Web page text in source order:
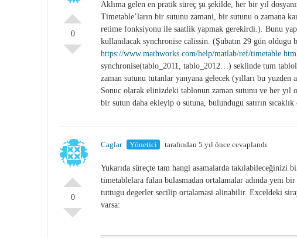
0
Aklıma gelen en pratik süreç şu şekilde, her bir yıl
Timetable’ların bir sutunu zamani, bir sutunu o zamana
retime fonksiyonu ile saatlik yapmak gerekirdi.). Bunu
kullanılacak synchronise calissin. (Şubatın 29 gün oldugu
https://www.mathworks.com/help/matlab/ref/
synchronise(tablo_2011, tablo_2012…) seklinde tum
zaman sutunu tutanlar yanyana gelecek (yılları bu yuzden
Sonuc olarak elinizdeki tablonun zaman sutunu ve her yıl
bir sutun daha ekleyip o sutuna, bulundugu satırın
0
Caglar Yönetici tarafından 5 yıl önce cevaplandı
Yukarıda süreçte tam hangi asamalarda
timetablelara falan bulasmadan ortalamalar adında yeni
tuttugu degerler secilip ortalamasi alinabilir. Exceldeki
varsa: